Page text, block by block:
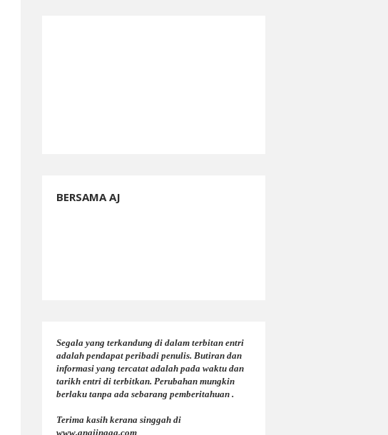
BERSAMA AJ
Segala yang terkandung di dalam terbitan entri
adalah pendapat peribadi penulis. Butiran dan
informasi yang tercatat adalah pada waktu dan
tarikh entri di terbitkan. Perubahan mungkin
berlaku tanpa ada sebarang pemberitahuan .
Terima kasih kerana singgah di
www.anajingga.com